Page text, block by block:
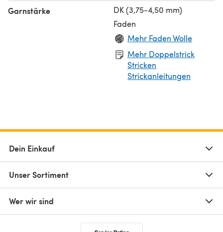
Garnstärke
DK (3,75-4,50 mm)
Faden
Mehr Faden Wolle
Mehr Doppelstrick
Stricken
Strickanleitungen
Dein Einkauf
Unser Sortiment
Wer wir sind